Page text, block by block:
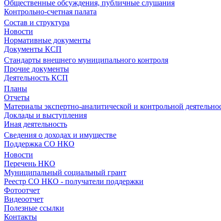
Общественные обсуждения, публичные слушания
Контрольно-счетная палата
Состав и структура
Новости
Нормативные документы
Документы КСП
Стандарты внешнего муниципального контроля
Прочие документы
Деятельность КСП
Планы
Отчеты
Материалы экспертно-аналитической и контрольной
Доклады и выступления
Иная деятельность
Сведения о доходах и имуществе
Поддержка СО НКО
Новости
Перечень НКО
Муниципальный социальный грант
Реестр СО НКО - получатели поддержки
Фотоотчет
Видеоотчет
Полезные ссылки
Контакты